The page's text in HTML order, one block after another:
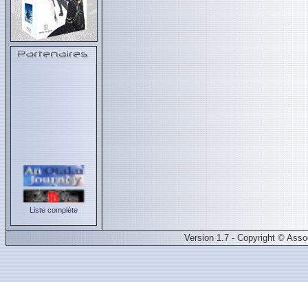
Liste complète
Version 1.7 - Copyright ©